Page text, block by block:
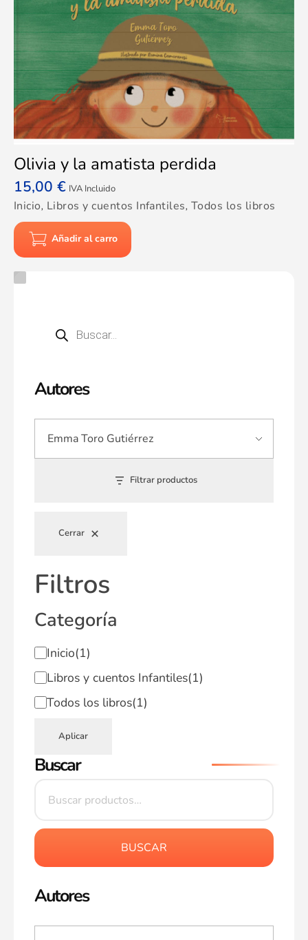
Autores
Filtrar productos
Cerrar
Filtros
Categoría
Inicio(1)
Libros y cuentos Infantiles(1)
Todos los libros(1)
Aplicar
Buscar
BUSCAR
Autores
Olivia y la amatista perdida
15,00 € IVA Incluido
Inicio, Libros y cuentos Infantiles, Todos los libros
Añadir al carro